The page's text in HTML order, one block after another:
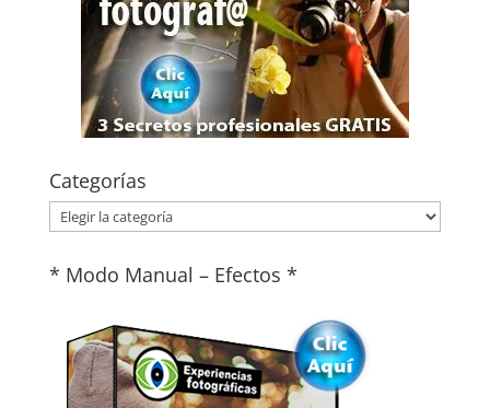
Categorías
Categorías
* Modo Manual – Efectos *